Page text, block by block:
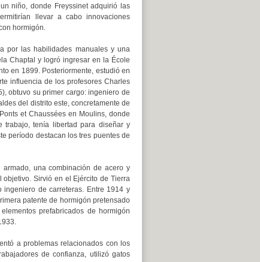
niño, donde Freyssinet adquirió las
llevar a cabo innovaciones
hormigón.
por las habilidades manuales y una
Chaptal y logró ingresar en la École
en 1899. Posteriormente, estudió en
influencia de los profesores Charles
obtuvo su primer cargo: ingeniero de
del distrito este, concretamente de
et Chaussées en Moulins, donde
trabajo, tenía libertad para diseñar y
período destacan los tres puentes de
una combinación de acero y
Sirvió en el Ejército de Tierra
ingeniero de carreteras. Entre 1914 y
patente de hormigón pretensado
prefabricados de hormigón
a problemas relacionados con los
de confianza, utilizó gatos